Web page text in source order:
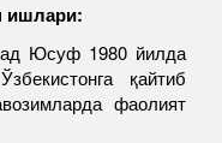
ишлари:
Юсуф 1980 йилда
қайтиб
фаолият